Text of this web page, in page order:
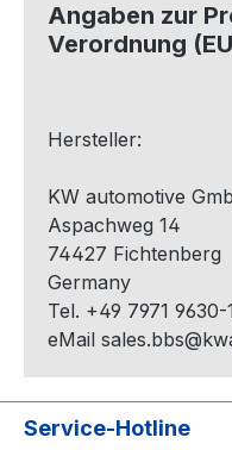
Angaben zur
Verordnung
Hersteller:
KW automotive
Aspachweg 14
74427 Fichtenberg
Germany
Tel. +49 7971 9630-
eMail
Service-Hotline